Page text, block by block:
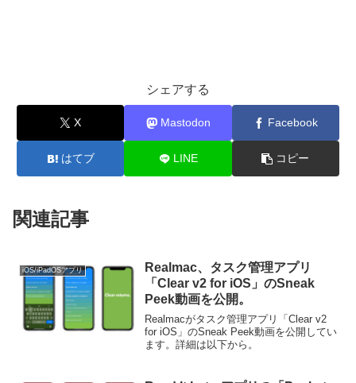
シェアする
X Mastodon Facebook
はてブ LINE コピー
関連記事
iOS/iPadOSアプリ
Realmac、タスク管理アプリ
「Clear v2 for iOS」のSneak
Peek動画を公開。
Realmacがタスク管理アプリ「Clear v2
for iOS」のSneak Peek動画を公開してい
ます。詳細は以下から。